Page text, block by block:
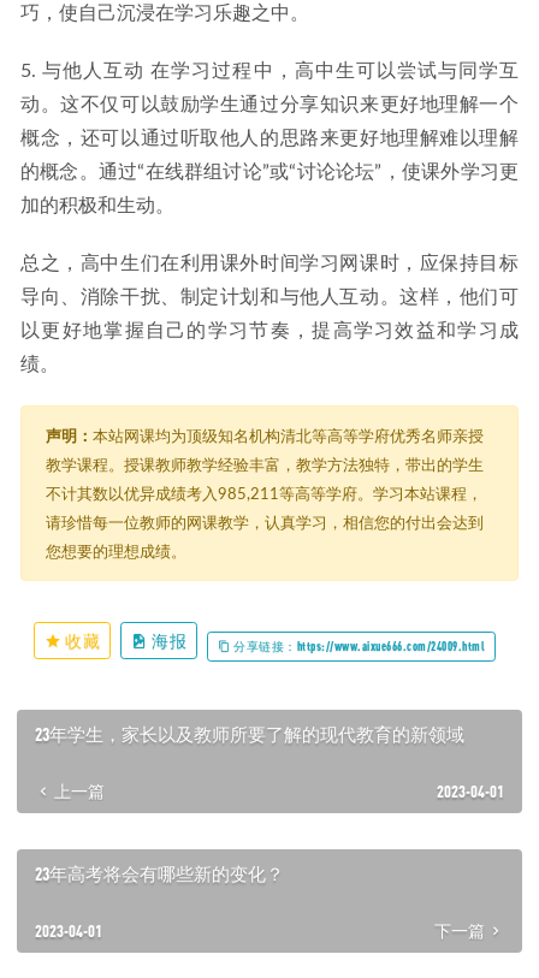
巧，使自己沉浸在学习乐趣之中。
5. 与他人互动 在学习过程中，高中生可以尝试与同学互
动。这不仅可以鼓励学生通过分享知识来更好地理解一个
概念，还可以通过听取他人的思路来更好地理解难以理解
的概念。通过“在线群组讨论”或“讨论论坛”，使课外学习更
加的积极和生动。
总之，高中生们在利用课外时间学习网课时，应保持目标
导向、消除干扰、制定计划和与他人互动。这样，他们可
以更好地掌握自己的学习节奏，提高学习效益和学习成
绩。
声明： 本站网课均为顶级知名机构清北等高等学府优秀名师亲授
教学课程。授课教师教学经验丰富，教学方法独特，带出的学生
不计其数以优异成绩考入985,211等高等学府。学习本站课程，
请珍惜每一位教师的网课教学，认真学习，相信您的付出会达到
您想要的理想成绩。
收藏 海报 分享链接：https://www.aixue666.com/24009.html
23年学生，家长以及教师所要了解的现代教育的新领域
上一篇 2023-04-01
23年高考将会有哪些新的变化？
2023-04-01 下一篇